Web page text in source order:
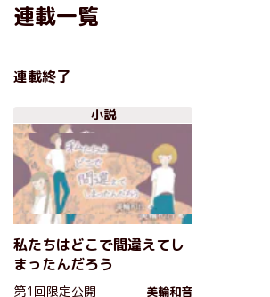
連載一覧
連載終了
小説
私たちはどこで間違えてし
まったんだろう
第1回限定公開
美輪和音